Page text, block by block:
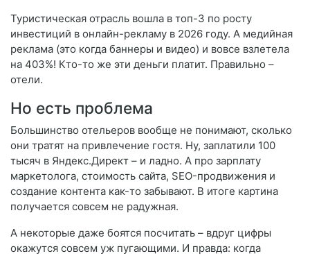
Туристическая отрасль вошла в топ-3 по росту
инвестиций в онлайн-рекламу в 2026 году. А медийная
реклама (это когда баннеры и видео) и вовсе взлетела
на 403%! Кто-то же эти деньги платит. Правильно –
отели.
Но есть проблема
Большинство отельеров вообще не понимают, сколько
они тратят на привлечение гостя. Ну, заплатили 100
тысяч в Яндекс.Директ – и ладно. А про зарплату
маркетолога, стоимость сайта, SEO-продвижения и
создание контента как-то забывают. В итоге картина
получается совсем не радужная.
А некоторые даже боятся посчитать – вдруг цифры
окажутся совсем уж пугающими. И правда: когда